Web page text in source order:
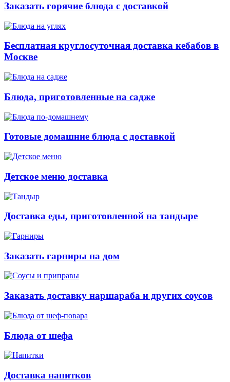
Заказать горячие блюда с доставкой
Бесплатная круглосуточная доставка кебабов в
Москве
Блюда, приготовленные на садже
Готовые домашние блюда с доставкой
Детское меню доставка
Доставка еды, приготовленной на тандыре
Заказать гарниры на дом
Заказать доставку наршараба и других соусов
Блюда от шефа
Доставка напитков